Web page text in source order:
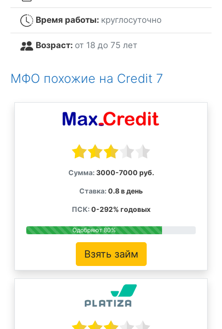
Время работы: круглосуточно
Возраст: от 18 до 75 лет
МФО похожие на Credit 7
Сумма: 3000-7000 руб.
Ставка: 0.8 в день
ПСК: 0-292% годовых
Одобряют 80%
Взять займ